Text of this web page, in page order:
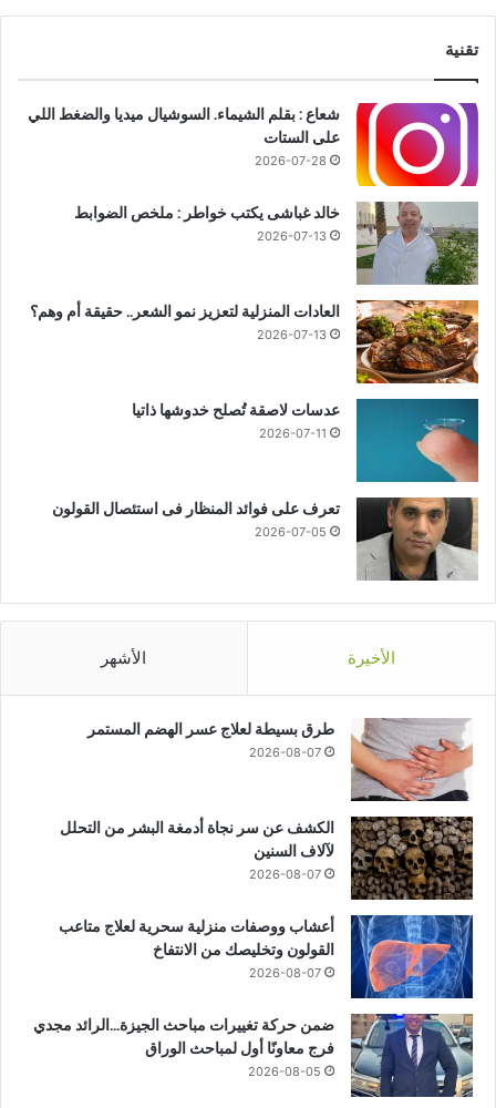
تقنية
شعاع : بقلم الشيماء. السوشيال ميديا والضغط اللي
على الستات
2026-07-28
خالد غباشى يكتب خواطر : ملخص الضوابط
2026-07-13
العادات المنزلية لتعزيز نمو الشعر.. حقيقة أم وهم؟
2026-07-13
عدسات لاصقة تُصلح خدوشها ذاتيا
2026-07-11
تعرف على فوائد المنظار فى استئصال القولون
2026-07-05
الأخيرة الأشهر
طرق بسيطة لعلاج عسر الهضم المستمر
2026-08-07
الكشف عن سر نجاة أدمغة البشر من التحلل
لآلاف السنين
2026-08-07
أعشاب ووصفات منزلية سحرية لعلاج متاعب
القولون وتخليصك من الانتفاخ
2026-08-07
ضمن حركة تغييرات مباحث الجيزة…الرائد مجدي
فرج معاونًا أول لمباحث الوراق
2026-08-05